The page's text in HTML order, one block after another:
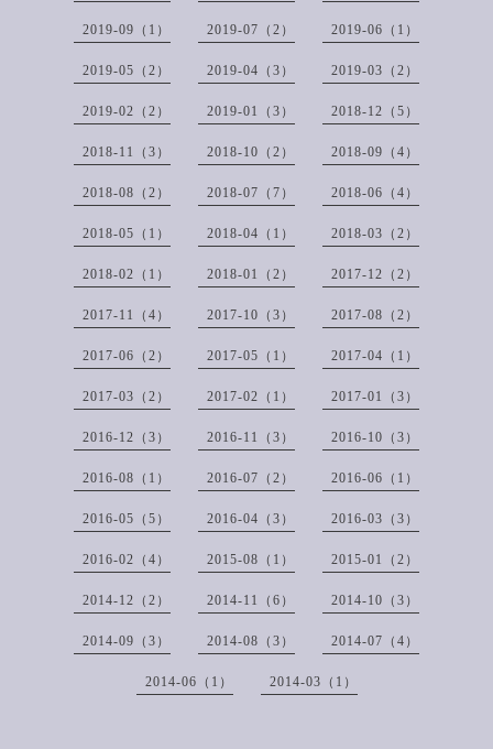
2019-09（1） 2019-07（2） 2019-06（1）
2019-05（2） 2019-04（3） 2019-03（2）
2019-02（2） 2019-01（3） 2018-12（5）
2018-11（3） 2018-10（2） 2018-09（4）
2018-08（2） 2018-07（7） 2018-06（4）
2018-05（1） 2018-04（1） 2018-03（2）
2018-02（1） 2018-01（2） 2017-12（2）
2017-11（4） 2017-10（3） 2017-08（2）
2017-06（2） 2017-05（1） 2017-04（1）
2017-03（2） 2017-02（1） 2017-01（3）
2016-12（3） 2016-11（3） 2016-10（3）
2016-08（1） 2016-07（2） 2016-06（1）
2016-05（5） 2016-04（3） 2016-03（3）
2016-02（4） 2015-08（1） 2015-01（2）
2014-12（2） 2014-11（6） 2014-10（3）
2014-09（3） 2014-08（3） 2014-07（4）
2014-06（1） 2014-03（1）